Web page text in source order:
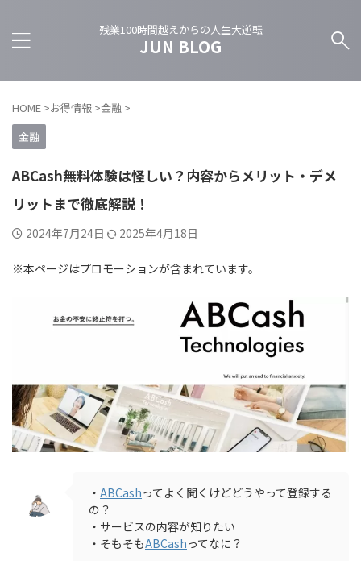
残業100時間越えからの人生大逆転
JUN BLOG
HOME >お得情報 >金融 >
金融
ABCash無料体験は怪しい？内容からメリット・デメ
リットまで徹底解説！
2024年7月24日 2025年4月18日
※本ページはプロモーションが含まれています。
・ ABCashってよく聞くけどどうやって登録する
の？
・サービスの内容が知りたい
・そもそもABCashってなに？